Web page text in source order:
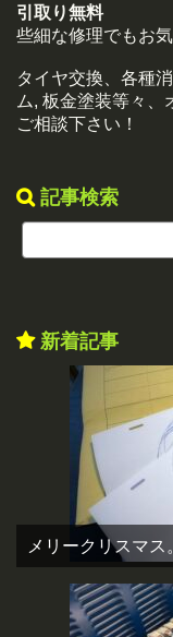
引取り無料
些細な修理でもお
タイヤ交換、各種
ム, 板金塗装等々、
ご相談下さい！
記事検索
新着記事
メリークリスマ